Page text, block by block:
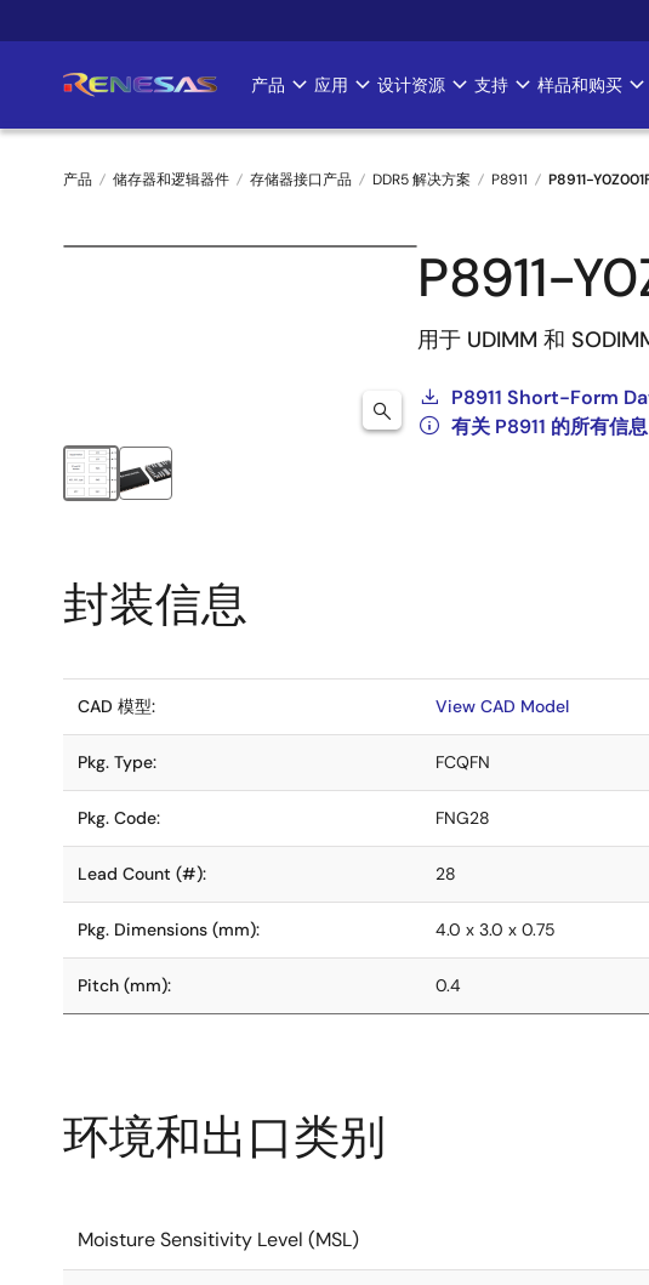
转
要
Main
navigation
产品 应用 设计资源 支持 样品和购买
面
产品 储存器和逻辑器件 存储器接口产品 DDR5 解决方案 P8911 P8911-
P8911-
用于 UDIMM 和
P8911 Short-Form
有关 P8911 的所有信息
封装信息
CAD 模型: View CAD Model
Pkg. Type: FCQFN
Pkg. Code: FNG28
Lead Count (#): 28
Pkg. Dimensions (mm): 4.0 x 3.0 x 0.75
Pitch (mm): 0.4
环境和出口类别
Moisture Sensitivity Level (MSL)